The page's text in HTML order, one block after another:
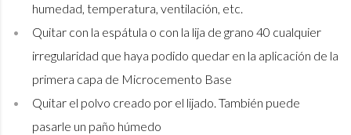
humedad, temperatura, ventilación, etc.
Quitar con la espátula o con la lija de grano 40 cualquier
irregularidad que haya podido quedar en la aplicación de la
primera capa de Microcemento Base
Quitar el polvo creado por el lijado. También puede
pasarle un paño húmedo